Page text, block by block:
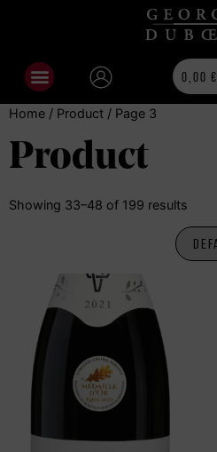
0,00€
Home / Product / Page 3
Product
Showing 33–48 of 199 results